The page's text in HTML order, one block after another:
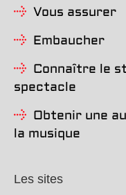
Vous assurer
Embaucher
Connaître le
spectacle
Obtenir une
la musique
Les sites